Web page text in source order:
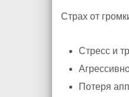
Страх от
Стресс и
Потеря